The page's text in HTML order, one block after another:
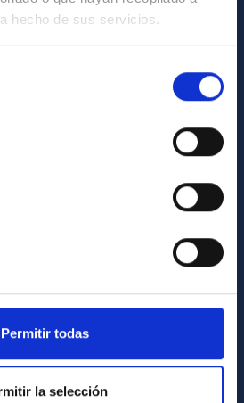
hecho de sus servicios.
Permitir todas
la selección